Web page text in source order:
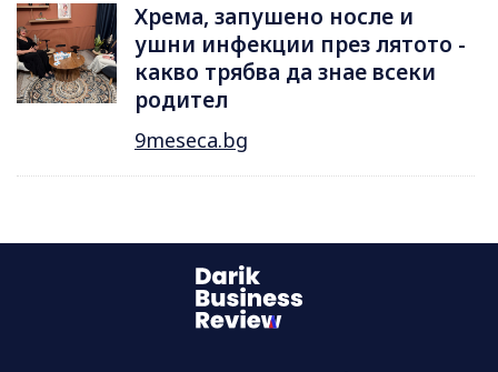
Хрема, запушено носле и
ушни инфекции през лятотo -
какво трябва да знае всеки
родител
9meseca.bg